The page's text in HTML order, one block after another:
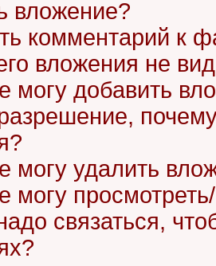
вложение?
комментарий к
вложения не
могу добавить
могу удалить
могу
связаться,